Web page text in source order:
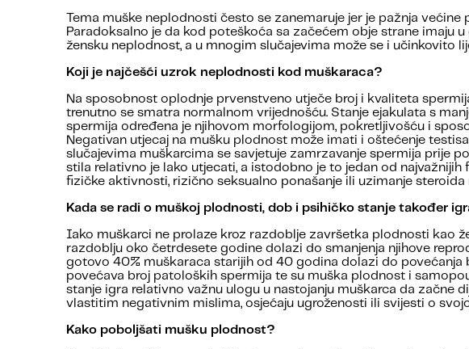
Tema muške neplodnosti često se zanemaruje jer je pažnja
Paradoksalno je da kod poteškoća sa začećem obje strane imaju
žensku neplodnost, a u mnogim slučajevima može se i učinkovito
Koji je najčešći uzrok neplodnosti kod muškaraca?
Na sposobnost oplodnje prvenstveno utječe broj i kvaliteta
trenutno se smatra normalnom vrijednošću. Stanje ejakulata s
spermija određena je njihovom morfologijom, pokretljivošću i
Negativan utjecaj na mušku plodnost može imati i oštećenje
slučajevima muškarcima se savjetuje zamrzavanje spermija prije
stila relativno je lako utjecati, a istodobno je to jedan od
fizičke aktivnosti, rizično seksualno ponašanje ili uzimanje
Kada se radi o muškoj plodnosti, dob i psihičko stanje također
Iako muškarci ne prolaze kroz razdoblje završetka plodnosti
razdoblju oko četrdesete godine dolazi do smanjenja njihove
gotovo 40% muškaraca starijih od 40 godina dolazi do
povećava broj patoloških spermija te su muška plodnost i
stanje igra relativno važnu ulogu u nastojanju muškarca da začne
vlastitim negativnim mislima, osjećaju ugroženosti ili svijesti o
Kako poboljšati mušku plodnost?